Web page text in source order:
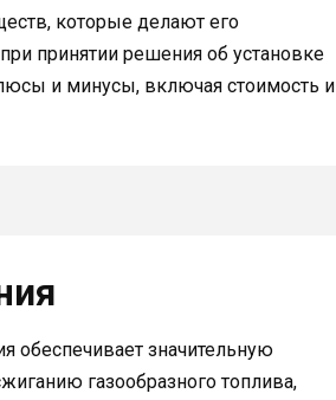
которые делают его
принятии решения об установке
и минусы, включая стоимость и
обеспечивает значительную
газообразного топлива,